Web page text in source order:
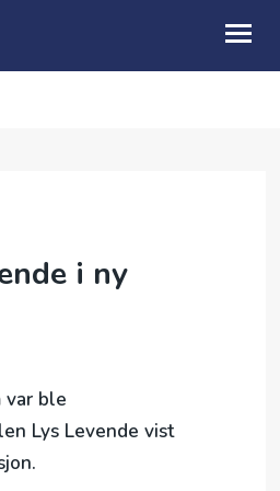
i ny
var ble
Lys Levende vist